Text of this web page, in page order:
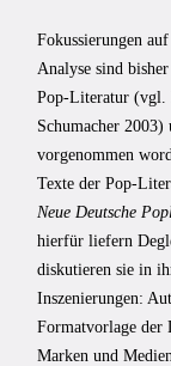
Fokussierungen
Analyse sind
Pop-Literatur (vgl.
Schumacher
vorgenommen
Texte der Pop-
Neue Deutsche
hierfür liefern
diskutieren sie in
Inszenierungen:
Formatvorlage der
Marken und